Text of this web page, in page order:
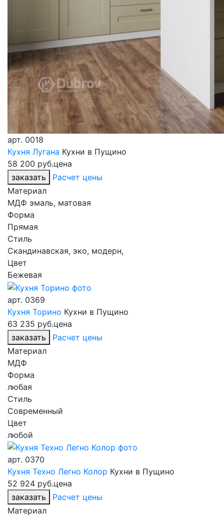
арт. 0018
Кухня Лугана Кухни в Пущино
58 200 руб.цена
заказать
Расчет цены
Материал
МДФ эмаль, матовая
Форма
Прямая
Стиль
Скандинавская, эко, модерн,
Цвет
Бежевая
арт. 0369
Кухня Торино Кухни в Пущино
63 235 руб.цена
заказать
Расчет цены
Материал
МДФ
Форма
любая
Стиль
Современный
Цвет
любой
арт. 0370
Кухня Техно Легно Колор Кухни в Пущино
52 924 руб.цена
заказать
Расчет цены
Материал